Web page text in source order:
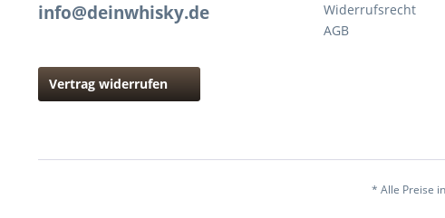
info@deinwhisky.de
Vertrag widerrufen
Widerrufsrecht
AGB
* Alle Preise